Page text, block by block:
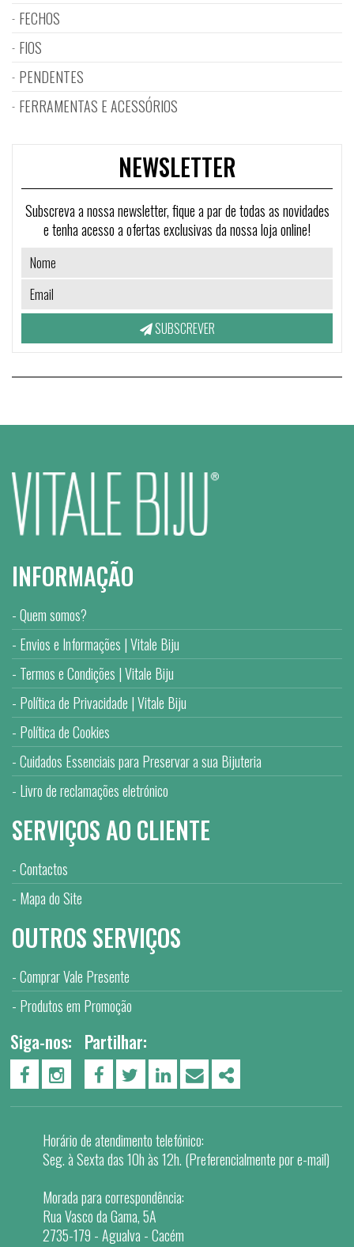
FECHOS
FIOS
PENDENTES
FERRAMENTAS E ACESSÓRIOS
NEWSLETTER
Subscreva a nossa newsletter, fique a par de todas as novidades
e tenha acesso a ofertas exclusivas da nossa loja online!
SUBSCREVER
INFORMAÇÃO
Quem somos?
Envios e Informações | Vitale Biju
Termos e Condições | Vitale Biju
Política de Privacidade | Vitale Biju
Política de Cookies
Cuidados Essenciais para Preservar a sua Bijuteria
Livro de reclamações eletrónico
SERVIÇOS AO CLIENTE
Contactos
Mapa do Site
OUTROS SERVIÇOS
Comprar Vale Presente
Produtos em Promoção
Siga-nos:
PÁGINA DO FACEBOOK
PÁGINA DO INSTAGRAM
Partilhar:
FACEBOOKTWITTERLINKEDIN
EMAIL
Horário de atendimento telefónico:
Seg. à Sexta das 10h às 12h. (Preferencialmente por e-mail)
Morada para correspondência:
Rua Vasco da Gama, 5A
2735-179 - Agualva - Cacém